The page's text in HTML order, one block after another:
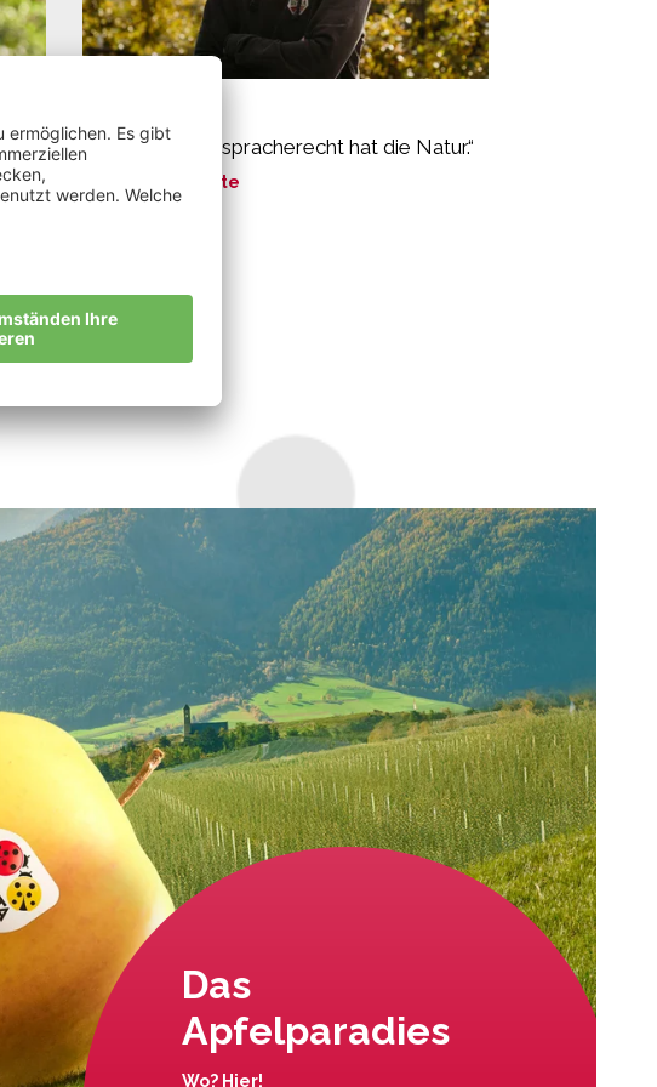
„Das große Mitspracherecht hat die Natur.“
Meine Geschichte
Das
Apfelparadies
Wo? Hier!